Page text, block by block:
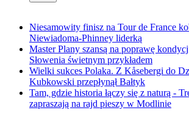
Niesamowity finisz na Tour de France
Niewiadoma-Phinney liderką
Master Plany szansą na poprawę
Słowenia świetnym przykładem
Wielki sukces Polaka. Z Kåsebergi do
Kubkowski przepłynął Bałtyk
Tam, gdzie historia łączy się z naturą -
zapraszają na rajd pieszy w Modlinie